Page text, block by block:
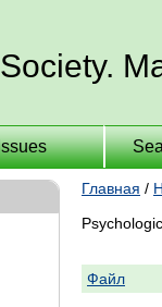
Главная /
Файл